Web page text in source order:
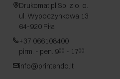
Drukomat.pl Sp. z o. o.
ul. Wypoczynkowa 13
64-920 Piła
+37 066108400
pirm. - pen. 900 - 1700
info@printendo.lt